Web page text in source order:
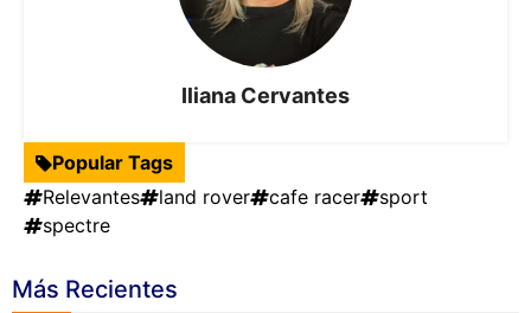
Iliana Cervantes
Popular Tags
Relevantes
land rover cafe racer
sport
spectre
Más Recientes